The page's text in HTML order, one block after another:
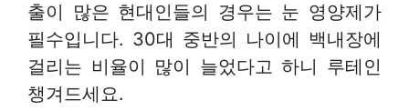
출이 많은 현대인들의 경우는 눈 영양제가
필수입니다. 30대 중반의 나이에 백내장에
걸리는 비율이 많이 늘었다고 하니 루테인
챙겨드세요.